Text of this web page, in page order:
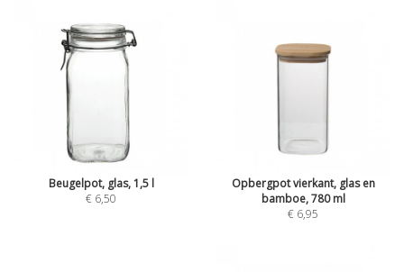
Beugelpot, glas, 1,5 l
€ 6,50
Opbergpot vierkant, glas en
bamboe, 780 ml
€ 6,95